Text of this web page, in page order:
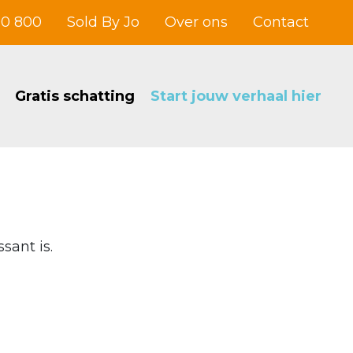
800 Sold By Jo Over ons Contact
Gratis schatting Start jouw verhaal hier
is.